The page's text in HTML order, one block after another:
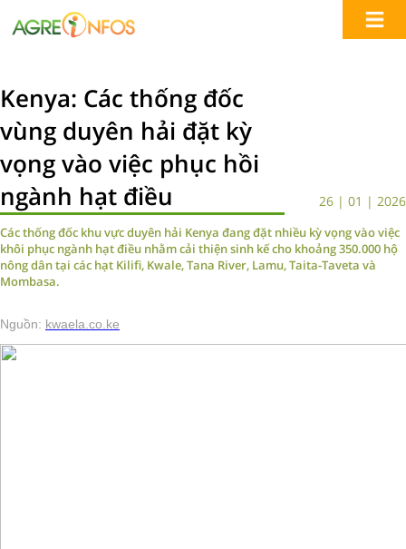
Kenya: Các thống đốc
vùng duyên hải đặt kỳ
vọng vào việc phục hồi
ngành hạt điều
26 | 01 | 2026
Các thống đốc khu vực duyên hải Kenya đang đặt nhiều kỳ vọng vào việc
khôi phục ngành hạt điều nhằm cải thiện sinh kế cho khoảng 350.000 hộ
nông dân tại các hạt Kilifi, Kwale, Tana River, Lamu, Taita-Taveta và
Mombasa.
Nguồn: kwaela.co.ke